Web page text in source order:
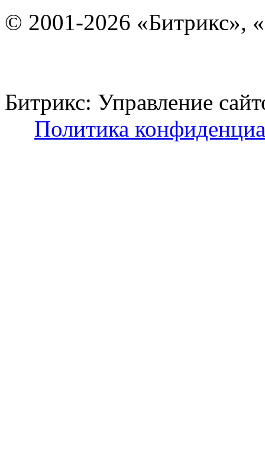
© 2001-2026 «Битрикс»,
Битрикс: Управление
Политика